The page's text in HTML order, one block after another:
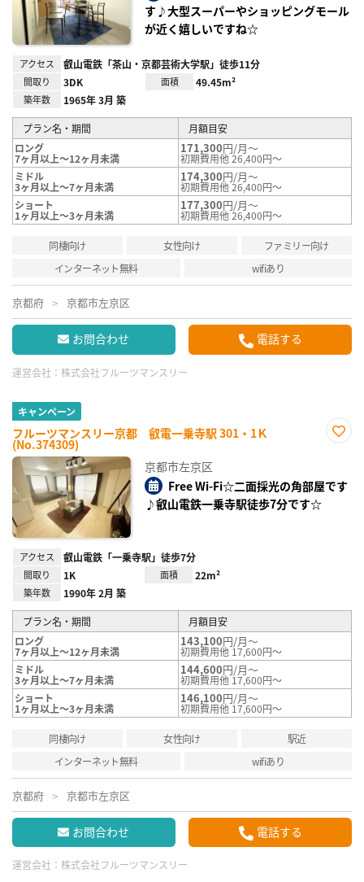
す♪大型スーパーやショッピングモール
が近く嬉しいですね☆
アクセス 叡山電鉄「茶山・京都芸術大学駅」徒歩11分
間取り 3DK 面積 49.45m²
築年数 1965年 3月 築
プラン名・期間
月額目安
ロング
7ヶ月以上～12ヶ月未満
171,300円/月～
初期費用他 26,400円～
ミドル
3ヶ月以上～7ヶ月未満
174,300円/月～
初期費用他 26,400円～
ショート
1ヶ月以上～3ヶ月未満
177,300円/月～
初期費用他 26,400円～
同棲向け 女性向け
ファミリー向け
インターネット無料
wifiあり
京都府 京都市左京区
お問合わせ 電話する
運営会社： 株式会社フルーツマンスリー
キャンペーン
フルーツマンスリー京都 叡電一乗寺駅 301・1Ｋ
(No.374309)
録
京都市左京区
Free Wi-Fi☆二面採光の角部屋です
♪叡山電鉄一乗寺駅徒歩7分です☆
アクセス 叡山電鉄「一乗寺駅」徒歩7分
間取り 1K 面積 22m²
築年数 1990年 2月 築
プラン名・期間
月額目安
ロング
7ヶ月以上～12ヶ月未満
143,100円/月～
初期費用他 17,600円～
ミドル
3ヶ月以上～7ヶ月未満
144,600円/月～
初期費用他 17,600円～
ショート
1ヶ月以上～3ヶ月未満
146,100円/月～
初期費用他 17,600円～
同棲向け 女性向け
駅近
インターネット無料
wifiあり
京都府 京都市左京区
お問合わせ 電話する
運営会社： 株式会社フルーツマンスリー